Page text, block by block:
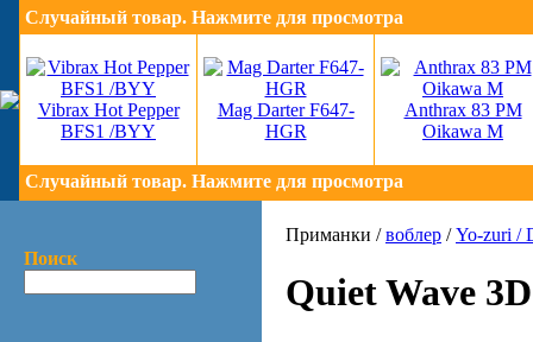
Случайный товар. Нажмите для просмотра
Vibrax Hot Pepper
BFS1 /BYY
Mag Darter F647-
HGR
Anthrax 83 PM
Oikawa M
Случайный товар. Нажмите для просмотра
Поиск
Приманки /воблер /Yo-zuri /
Quiet Wave